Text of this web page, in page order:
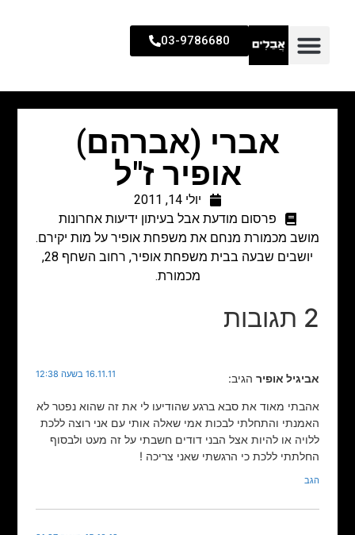
03-9786680
אברי (אברהם)
אופיר ז"ל
יולי 14, 2011
פרסום מודעת אבל בעיתון ידיעות אחרונות
מושב מכמורת מנחם את משפחת אופיר על מות יקירם.
יושבים שבעה בבית משפחת אופיר, רחוב השחף 28,
מכמורת.
2 תגובות
אביגיל אופיר הגיב: 16.11.11 בשעה 12:38
אהבתי מאוד את סבא ברגע שהודיעו לי את זה שהוא נפטר לא
האמנתי והתחלתי לבכות אמי שאלה אותי עם אני רוצה ללכת
ללויה או להיות אצל הבני דודים חשבתי על זה מעט ולבסוף
החלתתי ללכת כי הרגשתי שאני צריכה !
הגב